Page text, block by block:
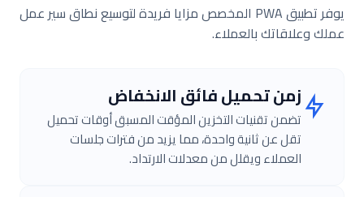
يوفر تطبيق PWA المخصص مزايا فريدة لتوسيع نطاق سير عمل
عملك وعلاقاتك بالعملاء.
زمن تحميل فائق الانخفاض
تضمن تقنيات التخزين المؤقت المسبق أوقات تحميل
تقل عن ثانية واحدة، مما يزيد من فترات جلسات
العملاء ويقلل من معدلات الارتداد.